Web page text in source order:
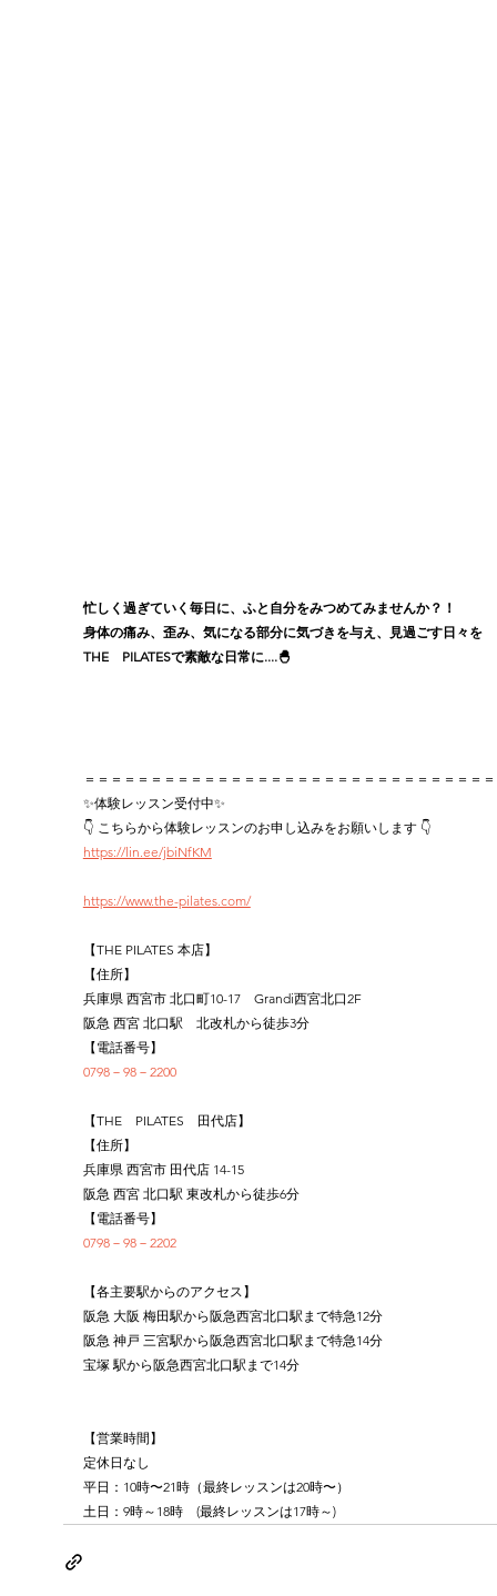
忙しく過ぎていく毎日に、ふと自分をみつめてみませんか？！
身体の痛み、歪み、気になる部分に気づきを与え、見過ごす日々を
THE　PILATESで素敵な日常に....🐣
＝＝＝＝＝＝＝＝＝＝＝＝＝＝＝＝＝＝＝＝＝＝＝＝＝＝＝＝＝＝
✨体験レッスン受付中✨
👇 こちらから体験レッスンのお申し込みをお願いします 👇
https://lin.ee/jbiNfKM
https://www.the-pilates.com/
【THE PILATES 本店】
【住所】
兵庫県 西宮市 北口町10-17　Grandi西宮北口2F
阪急 西宮 北口駅　北改札から徒歩3分
【電話番号】
0798－98－2200
【THE　PILATES　田代店】
【住所】
兵庫県 西宮市 田代店 14-15
阪急 西宮 北口駅 東改札から徒歩6分
【電話番号】
0798－98－2202
【各主要駅からのアクセス】
阪急 大阪 梅田駅から阪急西宮北口駅まで特急12分
阪急 神戸 三宮駅から阪急西宮北口駅まで特急14分
宝塚 駅から阪急西宮北口駅まで14分
【営業時間】
定休日なし
平日：10時〜21時（最終レッスンは20時〜）
土日：9時～18時　(最終レッスンは17時～)